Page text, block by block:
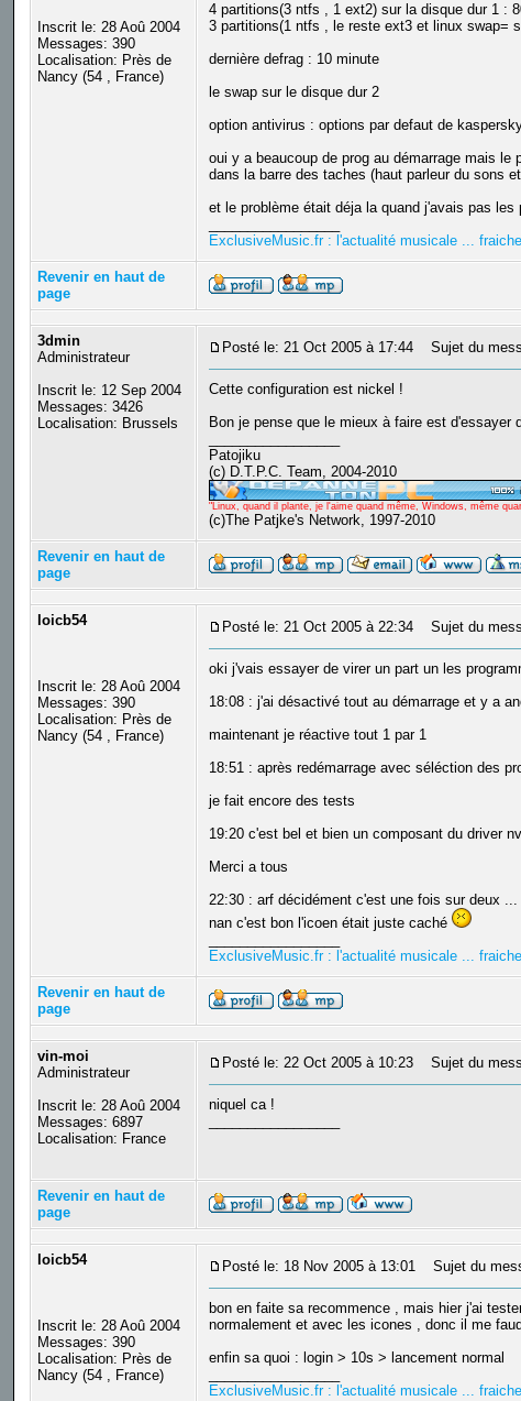
Inscrit le: 28 Aoû 2004
Messages: 390
Localisation: Près de
Nancy (54 , France)
4 partitions(3 ntfs , 1 ext2) sur la disque dur 1 :
3 partitions(1 ntfs , le reste ext3 et linux swap=
dernière defrag : 10 minute
le swap sur le disque dur 2
option antivirus : options par defaut de
oui y a beaucoup de prog au démarrage mais
dans la barre des taches (haut parleur du sons
et le problème était déja la quand j'avais pas les
ExclusiveMusic.fr : l'actualité musicale ...
Revenir en haut de
page
3dmin
Administrateur
Inscrit le: 12 Sep 2004
Messages: 3426
Localisation: Brussels
Posté le: 21 Oct 2005 à 17:44 Sujet du
Cette configuration est nickel !
Bon je pense que le mieux à faire est d'essayer
Patojiku
(c) D.T.P.C. Team, 2004-2010
"Linux, quand il plante, je l'aime quand même, Windows, même
(c)The Patjke's Network, 1997-2010
Revenir en haut de
page
loicb54
Inscrit le: 28 Aoû 2004
Messages: 390
Localisation: Près de
Nancy (54 , France)
Posté le: 21 Oct 2005 à 22:34 Sujet du
oki j'vais essayer de virer un part un les
18:08 : j'ai désactivé tout au démarrage et y a
maintenant je réactive tout 1 par 1
18:51 : après redémarrage avec séléction des
je fait encore des tests
19:20 c'est bel et bien un composant du driver
Merci a tous
22:30 : arf décidément c'est une fois sur deux ...
nan c'est bon l'icoen était juste caché
ExclusiveMusic.fr : l'actualité musicale ...
Revenir en haut de
page
vin-moi
Administrateur
Inscrit le: 28 Aoû 2004
Messages: 6897
Localisation: France
Posté le: 22 Oct 2005 à 10:23 Sujet du
niquel ca !
Revenir en haut de
page
loicb54
Inscrit le: 28 Aoû 2004
Messages: 390
Localisation: Près de
Nancy (54 , France)
Posté le: 18 Nov 2005 à 13:01 Sujet du
bon en faite sa recommence , mais hier j'ai
normalement et avec les icones , donc il me
enfin sa quoi : login > 10s > lancement normal
ExclusiveMusic.fr : l'actualité musicale ...